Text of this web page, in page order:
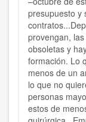
presupuesto y
provengan,
obsoletas y
formación. Lo
menos de un
lo que no
personas
estos de